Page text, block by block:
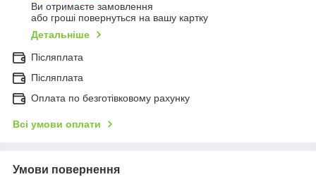
Ви отримаєте замовлення
або гроші повернуться на вашу картку
Детальніше
Післяплата
Післяплата
Оплата по безготівковому рахунку
Всі умови оплати
Умови повернення